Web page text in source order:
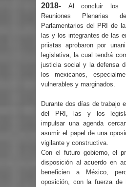
2018- Al concluir los
Reuniones Plenarias
Parlamentarios del PRI de
las y los integrantes de las
priistas aprobaron por
legislativa, la cual tendrá
justicia social y la defensa
los mexicanos,
vulnerables y marginados.
Durante dos días de trabajo
del PRI, las y los
impulsar una agenda
asumir el papel de una
vigilante y constructiva.
Con el futuro gobierno, el
disposición al acuerdo en
beneficien a México,
oposición, con la fuerza